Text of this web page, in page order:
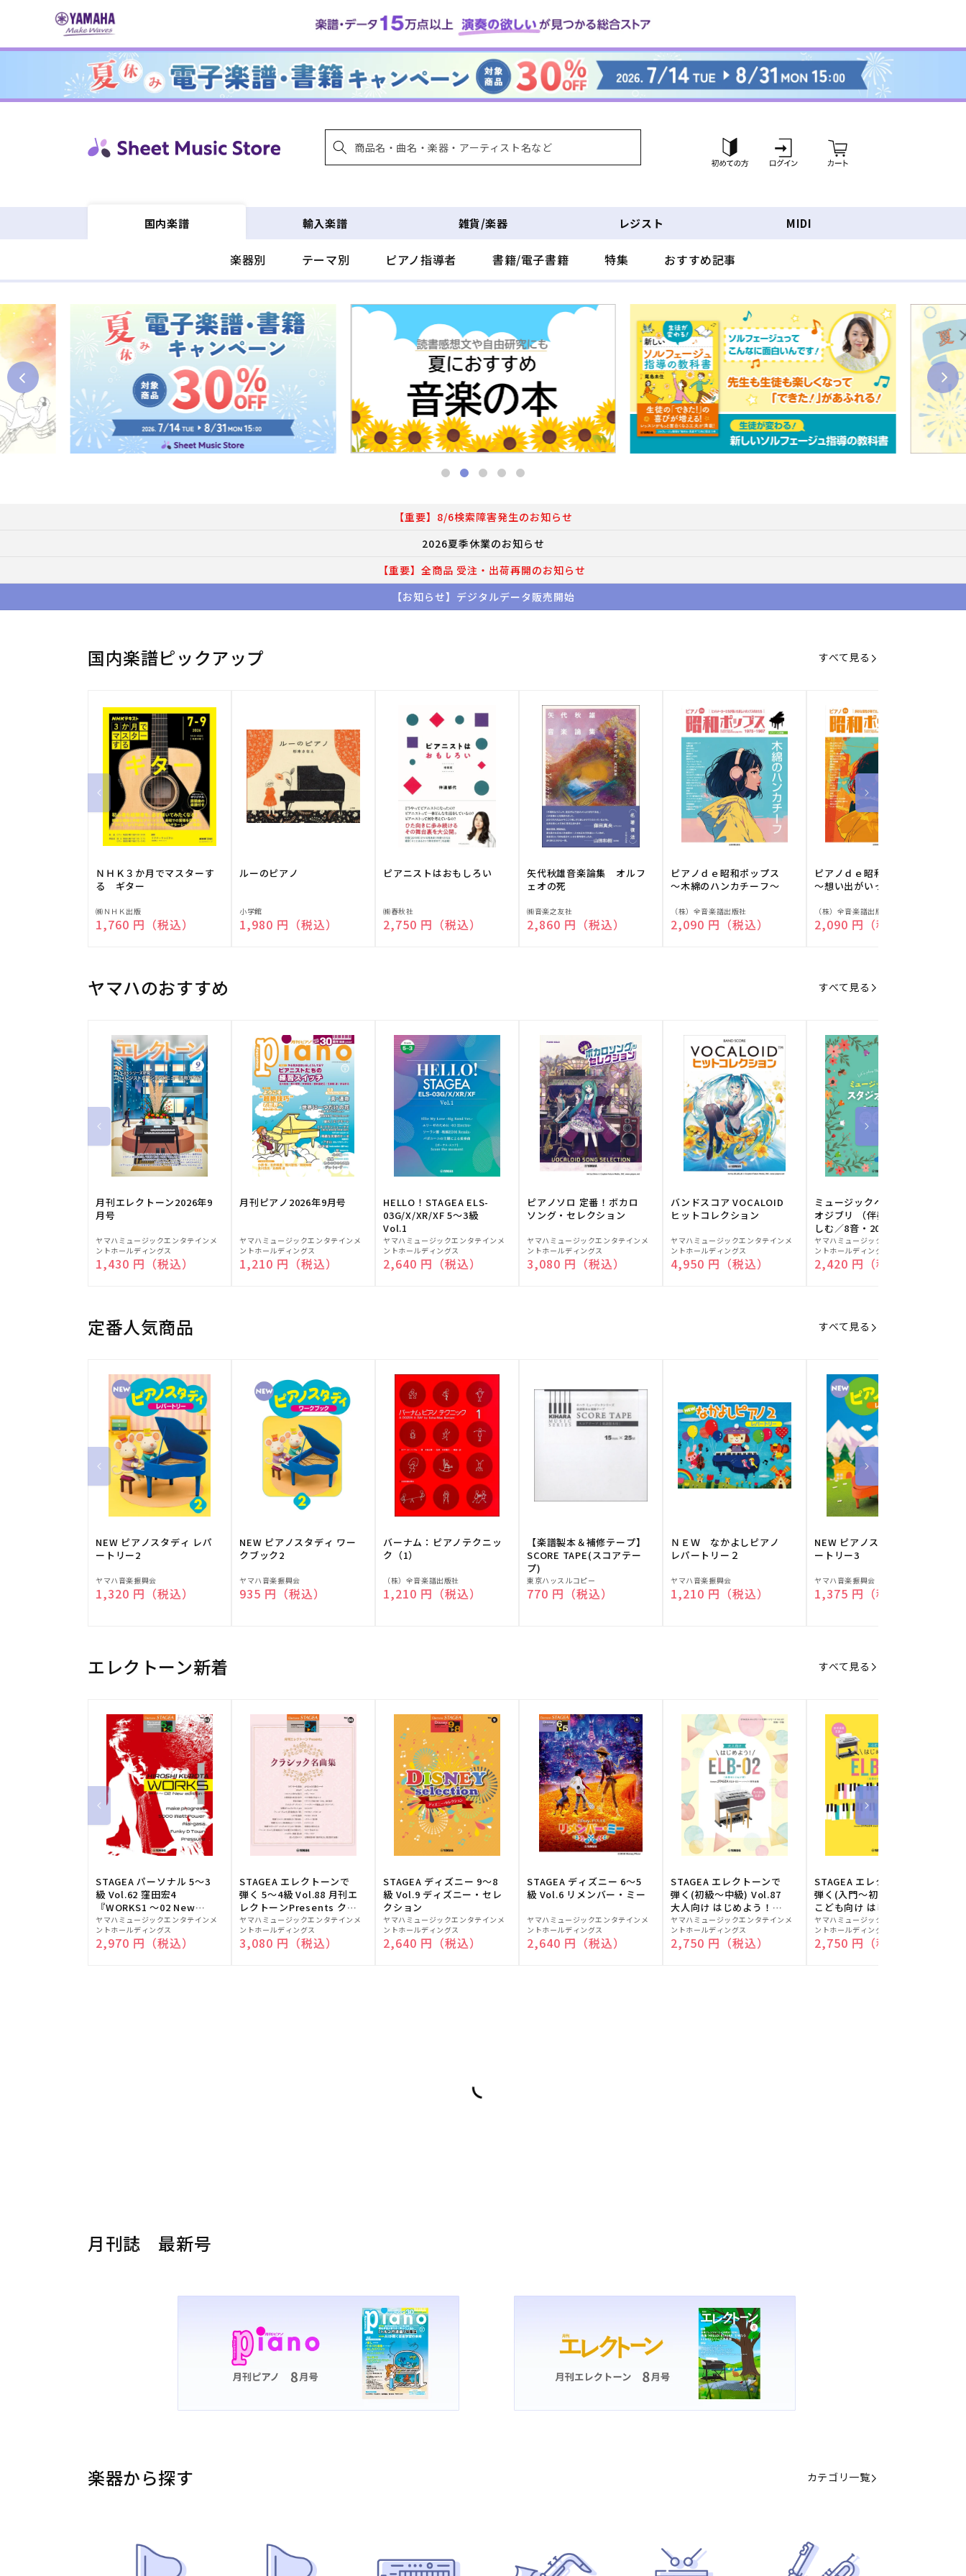
ンツに
グ
イ
ー
ト
国内楽譜
楽器別 テーマ別 ピアノ指導者 書籍/電子書籍 特集 おすすめ記事
輸入楽譜 雑貨/楽器 レジスト MIDI
【重要】8/6検索障害発生のお知らせ
2026夏季休業のお知らせ
【重要】全商品 受注・出荷再開のお知らせ
【お知らせ】デジタルデータ販売開始
国内楽譜ピックアップ すべて見る
ＮＨＫ３か月でマスターす
る ギター
販
売
㈱ＮＨＫ出版
通常価格
1,760 円（税込）
ルーのピアノ
販
売
小学館
通常価格
1,980 円（税込）
ピアニストはおもしろい
販
売
㈱春秋社
通常価格
2,750 円（税込）
矢代秋雄音楽論集 オルフ
ェオの死
販
売
㈱音楽之友社
通常価格
2,860 円（税込）
ピアノｄｅ昭和ポップス
～木綿のハンカチーフ～
販
売
（株）全音楽譜出版社
通常価格
2,090 円（税込）
ピアノｄｅ昭和ポップス
～想い出がいっぱい～
販
売
（株）全音楽譜出版社
通常価格
2,090 円（税込）
ヤマハのおすすめ すべて見る
月刊エレクトーン2026年9
月号
販
売
元:
ヤマハミュージックエンタテインメ
ントホールディングス
通常価格
1,430 円（税込）
月刊ピアノ2026年9月号
販
売
元:
ヤマハミュージックエンタテインメ
ントホールディングス
通常価格
1,210 円（税込）
HELLO！STAGEA ELS-
03G/X/XR/XF 5～3級
Vol.1
販
売
元:
ヤマハミュージックエンタテインメ
ントホールディングス
通常価格
2,640 円（税込）
ピアノソロ 定番！ボカロ
ソング・セレクション
販
売
元:
ヤマハミュージックエンタテインメ
ントホールディングス
通常価格
3,080 円（税込）
バンドスコア VOCALOID
ヒットコレクション
販
売
元:
ヤマハミュージックエンタテインメ
ントホールディングス
通常価格
4,950 円（税込）
ミュージックベルでスタジ
オジブリ （伴奏音源と楽
しむ／8音・20音ベル対応
／ドレミふりがな付）
販
売
元:
ヤマハミュージックエンタテインメ
ントホールディングス
通常価格
2,420 円（税込）
定番人気商品 すべて見る
NEW ピアノスタディ レパ
ートリー2
販
売
ヤマハ音楽振興会
通常価格
1,320 円（税込）
NEW ピアノスタディ ワー
クブック2
販
売
ヤマハ音楽振興会
通常価格
935 円（税込）
バーナム：ピアノテクニッ
ク（1）
販
売
（株）全音楽譜出版社
通常価格
1,210 円（税込）
【楽譜製本＆補修テープ】
SCORE TAPE(スコアテー
プ)
販
売
東京ハッスルコピー
通常価格
770 円（税込）
ＮＥＷ なかよしピアノ
レパートリー２
販
売
ヤマハ音楽振興会
通常価格
1,210 円（税込）
NEW ピアノスタディ レパ
ートリー3
販
売
ヤマハ音楽振興会
通常価格
1,375 円（税込）
エレクトーン新着 すべて見る
STAGEA パーソナル 5～3
級 Vol.62 窪田宏4
『WORKS1 ～02 New
edition～』
販
売
元:
ヤマハミュージックエンタテインメ
ントホールディングス
通常価格
2,970 円（税込）
STAGEA エレクトーンで
弾く 5～4級 Vol.88 月刊エ
レクトーンPresents クラ
シック名曲集
販
売
元:
ヤマハミュージックエンタテインメ
ントホールディングス
通常価格
3,080 円（税込）
STAGEA ディズニー 9～8
級 Vol.9 ディズニー・セレ
クション
販
売
元:
ヤマハミュージックエンタテインメ
ントホールディングス
通常価格
2,640 円（税込）
STAGEA ディズニー 6～5
級 Vol.6 リメンバー・ミー
販
売
元:
ヤマハミュージックエンタテインメ
ントホールディングス
通常価格
2,640 円（税込）
STAGEA エレクトーンで
弾く(初級～中級) Vol.87
大人向け はじめよう！
ELB-02(楽器のトリセツ
付)
販
売
元:
ヤマハミュージックエンタテインメ
ントホールディングス
通常価格
2,750 円（税込）
STAGEA エレクトーンで
弾く(入門～初級) Vol.86
こども向け はじめよう！
ELB-02(楽器のトリセツ
付)
販
売
元:
ヤマハミュージックエンタテインメ
ントホールディングス
通常価格
2,750 円（税込）
月刊誌 最新号
楽器から探す カテゴリ一覧